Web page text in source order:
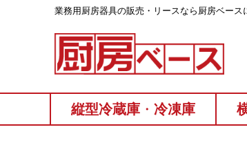
業務⽤厨房器具の販売・リースなら厨房ベース
縦型冷蔵庫 ・ 冷凍庫